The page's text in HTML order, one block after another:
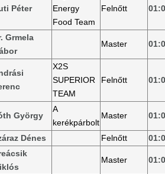
Péter
Energy
Food Team
Felnőtt
Grmela
Master
X2S
SUPERIOR
TEAM
Felnőtt
György
A
kerékpárbolt
Master
Dénes Felnőtt
Master